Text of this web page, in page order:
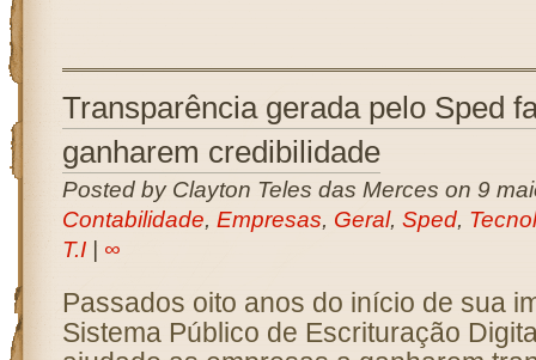
Transparência gerada pelo Sped
ganharem credibilidade
Posted by Clayton Teles das Merces on 9
Contabilidade, Empresas, Geral, Sped,
T.I| ∞
Passados oito anos do início de sua
Sistema Público de Escrituração